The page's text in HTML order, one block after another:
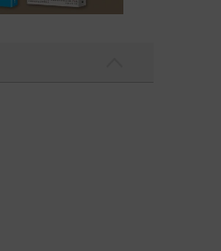
《紐約客》裡第一